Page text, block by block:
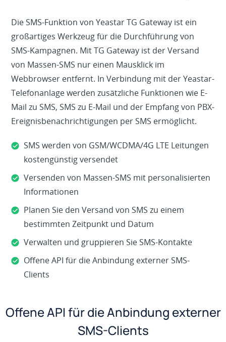
Die SMS-Funktion von Yeastar TG Gateway ist ein
großartiges Werkzeug für die Durchführung von
SMS-Kampagnen. Mit TG Gateway ist der Versand
von Massen-SMS nur einen Mausklick im
Webbrowser entfernt. In Verbindung mit der Yeastar-
Telefonanlage werden zusätzliche Funktionen wie E-
Mail zu SMS, SMS zu E-Mail und der Empfang von PBX-
Ereignisbenachrichtigungen per SMS ermöglicht.
SMS werden von GSM/WCDMA/4G LTE Leitungen
kostengünstig versendet
Versenden von Massen-SMS mit personalisierten
Informationen
Planen Sie den Versand von SMS zu einem
bestimmten Zeitpunkt und Datum
Verwalten und gruppieren Sie SMS-Kontakte
Offene API für die Anbindung externer SMS-
Clients
Offene API für die Anbindung externer
SMS-Clients